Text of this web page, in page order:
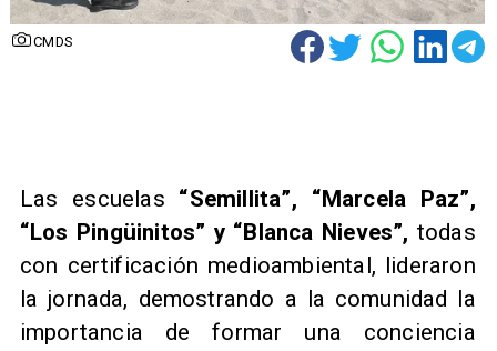
CMDS
​Las escuelas “Semillita”, “Marcela Paz”,
“Los Pingüinitos” y “Blanca Nieves”, todas
con certificación medioambiental, lideraron
la jornada, demostrando a la comunidad la
importancia de formar una conciencia